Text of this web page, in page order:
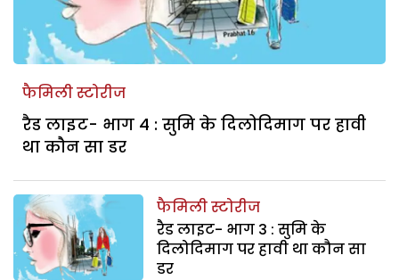
फैमिली स्टोरीज
रैड लाइट- भाग 4 : सुमि के दिलोदिमाग पर हावी
था कौन सा डर
फैमिली स्टोरीज
रैड लाइट- भाग 3 : सुमि के
दिलोदिमाग पर हावी था कौन सा
डर